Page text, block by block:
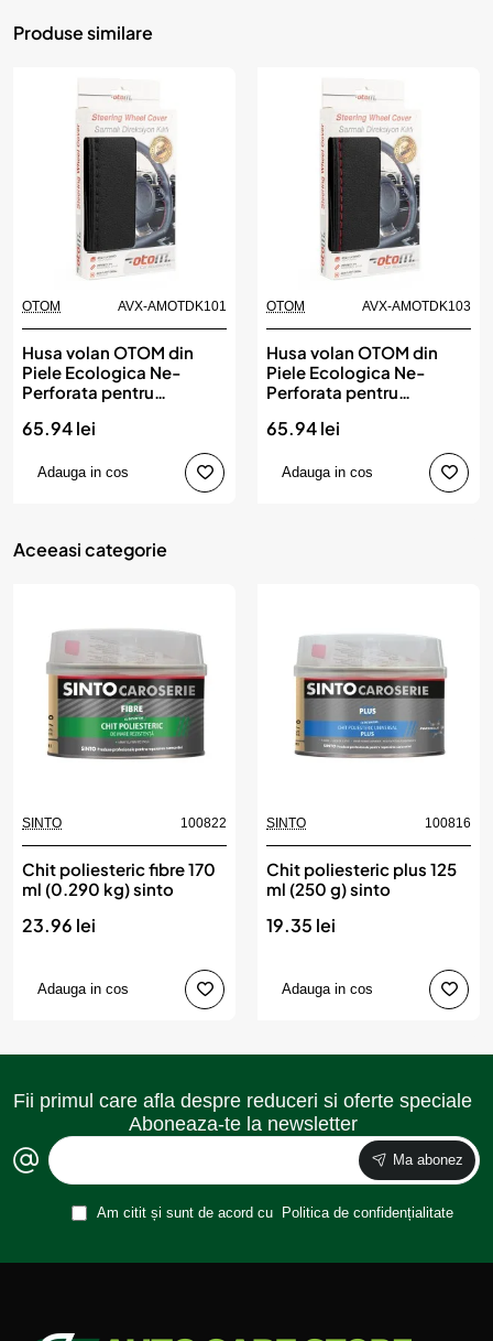
Produse similare
OTOM AVX-AMOTDK101
Husa volan OTOM din
Piele Ecologica Ne-
Perforata pentru
volan 37 - 39 cm, cu ac si
65.94 lei
Adauga in cos
OTOM AVX-AMOTDK103
Husa volan OTOM din
Piele Ecologica Ne-
Perforata pentru
volan 37 - 39 cm, cu ac si
65.94 lei
Adauga in cos
Aceeasi categorie
SINTO 100822
Chit poliesteric fibre 170
ml (0.290 kg) sinto
23.96 lei
Adauga in cos
SINTO 100816
Chit poliesteric plus 125
ml (250 g) sinto
19.35 lei
Adauga in cos
Fii primul care afla despre reduceri si oferte speciale
Aboneaza-te la newsletter
Ma abonez
Am citit și sunt de acord cu Politica de confidențialitate